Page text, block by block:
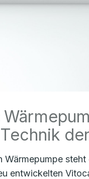
Wärmepumpe
entwickelten